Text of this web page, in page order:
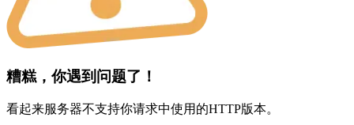
糟糕，你遇到问题了！
看起来服务器不支持你请求中使用的HTTP版本。